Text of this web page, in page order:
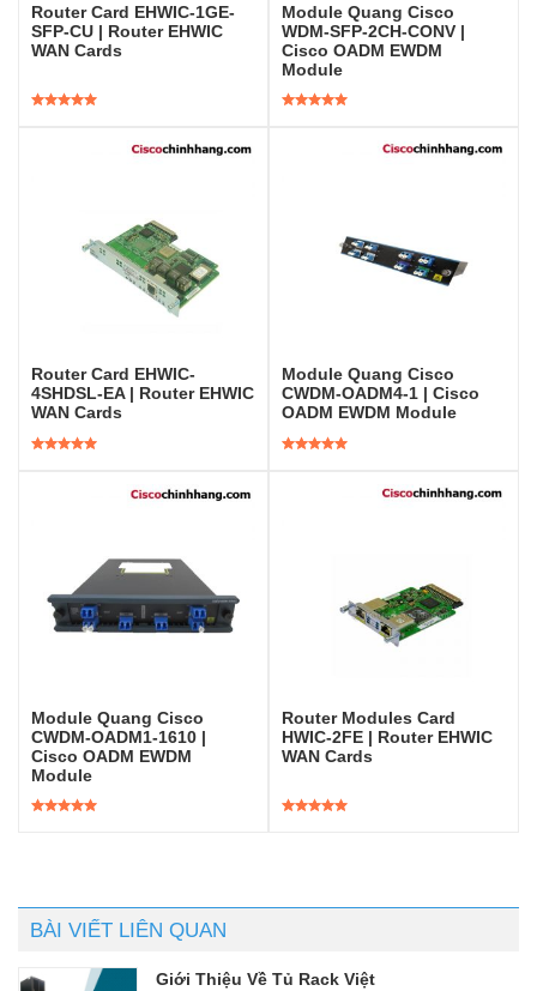
Router Card EHWIC-1GE-
SFP-CU | Router EHWIC
WAN Cards
Module Quang Cisco
WDM-SFP-2CH-CONV |
Cisco OADM EWDM
Module
Router Card EHWIC-
4SHDSL-EA | Router EHWIC
WAN Cards
Module Quang Cisco
CWDM-OADM4-1 | Cisco
OADM EWDM Module
Module Quang Cisco
CWDM-OADM1-1610 |
Cisco OADM EWDM
Module
Router Modules Card
HWIC-2FE | Router EHWIC
WAN Cards
BÀI VIẾT LIÊN QUAN
Giới Thiệu Về Tủ Rack Việt